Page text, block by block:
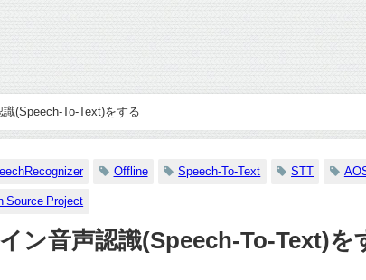
(Speech-To-Text)をする
Offline Speech-To-Text STT
Source Project
ン音声認識(Speech-To-Text)を